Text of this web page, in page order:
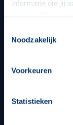
informatie die jij
op een veilige en
beheren op de
Noodzakelijk
Voorkeuren
Statistieken